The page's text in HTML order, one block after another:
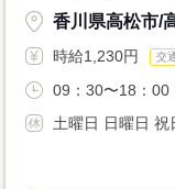
香川県高松市/
時給1,230円 交
09：30〜18：00
土曜日 日曜日 祝